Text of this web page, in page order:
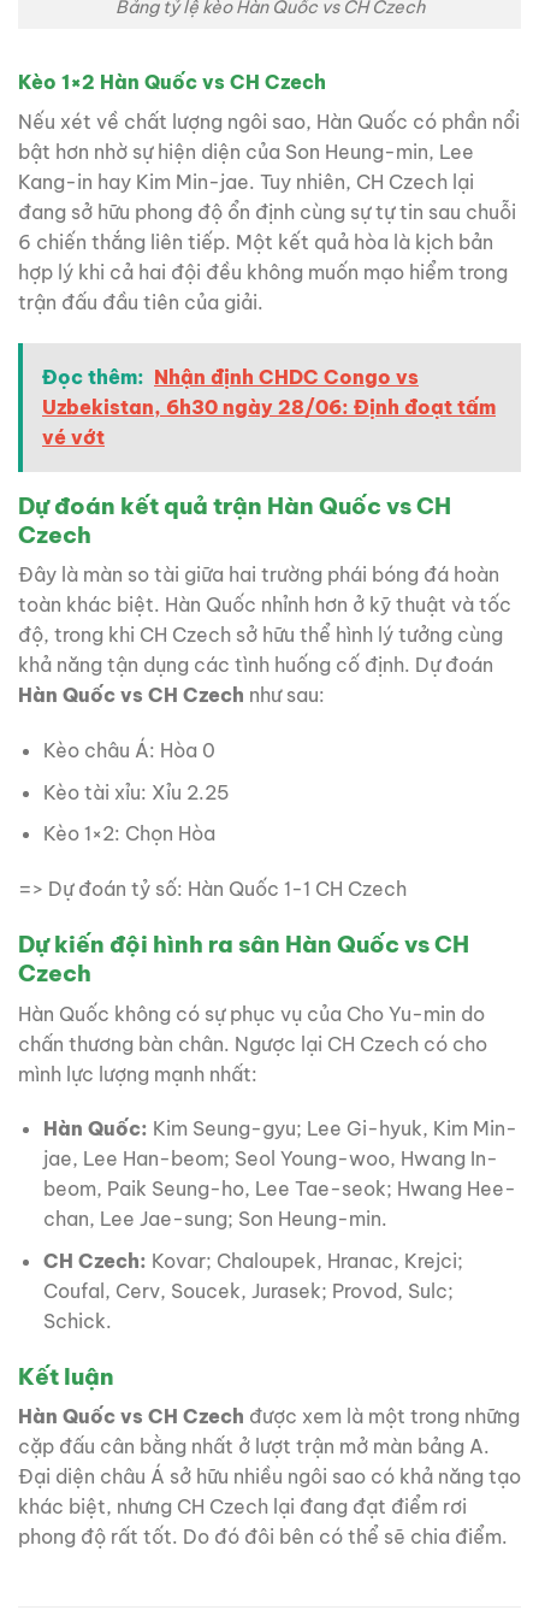
Bảng tỷ lệ kèo Hàn Quốc vs CH Czech
Kèo 1×2 Hàn Quốc vs CH Czech
Nếu xét về chất lượng ngôi sao, Hàn Quốc có phần nổi
bật hơn nhờ sự hiện diện của Son Heung-min, Lee
Kang-in hay Kim Min-jae. Tuy nhiên, CH Czech lại
đang sở hữu phong độ ổn định cùng sự tự tin sau chuỗi
6 chiến thắng liên tiếp. Một kết quả hòa là kịch bản
hợp lý khi cả hai đội đều không muốn mạo hiểm trong
trận đấu đầu tiên của giải.
Đọc thêm: Nhận định CHDC Congo vs
Uzbekistan, 6h30 ngày 28/06: Định đoạt tấm
vé vớt
Dự đoán kết quả trận Hàn Quốc vs CH
Czech
Đây là màn so tài giữa hai trường phái bóng đá hoàn
toàn khác biệt. Hàn Quốc nhỉnh hơn ở kỹ thuật và tốc
độ, trong khi CH Czech sở hữu thể hình lý tưởng cùng
khả năng tận dụng các tình huống cố định. Dự đoán
Hàn Quốc vs CH Czech như sau:
Kèo châu Á: Hòa 0
Kèo tài xỉu: Xỉu 2.25
Kèo 1×2: Chọn Hòa
=> Dự đoán tỷ số: Hàn Quốc 1-1 CH Czech
Dự kiến đội hình ra sân Hàn Quốc vs CH
Czech
Hàn Quốc không có sự phục vụ của Cho Yu-min do
chấn thương bàn chân. Ngược lại CH Czech có cho
mình lực lượng mạnh nhất:
Hàn Quốc: Kim Seung-gyu; Lee Gi-hyuk, Kim Min-
jae, Lee Han-beom; Seol Young-woo, Hwang In-
beom, Paik Seung-ho, Lee Tae-seok; Hwang Hee-
chan, Lee Jae-sung; Son Heung-min.
CH Czech: Kovar; Chaloupek, Hranac, Krejci;
Coufal, Cerv, Soucek, Jurasek; Provod, Sulc;
Schick.
Kết luận
Hàn Quốc vs CH Czech được xem là một trong những
cặp đấu cân bằng nhất ở lượt trận mở màn bảng A.
Đại diện châu Á sở hữu nhiều ngôi sao có khả năng tạo
khác biệt, nhưng CH Czech lại đang đạt điểm rơi
phong độ rất tốt. Do đó đôi bên có thể sẽ chia điểm.